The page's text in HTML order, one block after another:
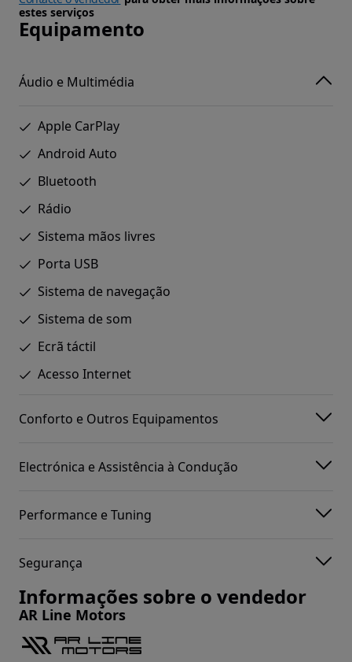
estes serviços
Equipamento
Áudio e Multimédia
Apple CarPlay
Android Auto
Bluetooth
Rádio
Sistema mãos livres
Porta USB
Sistema de navegação
Sistema de som
Ecrã táctil
Acesso Internet
Conforto e Outros Equipamentos
Electrónica e Assistência à Condução
Performance e Tuning
Segurança
Informações sobre o vendedor
AR Line Motors